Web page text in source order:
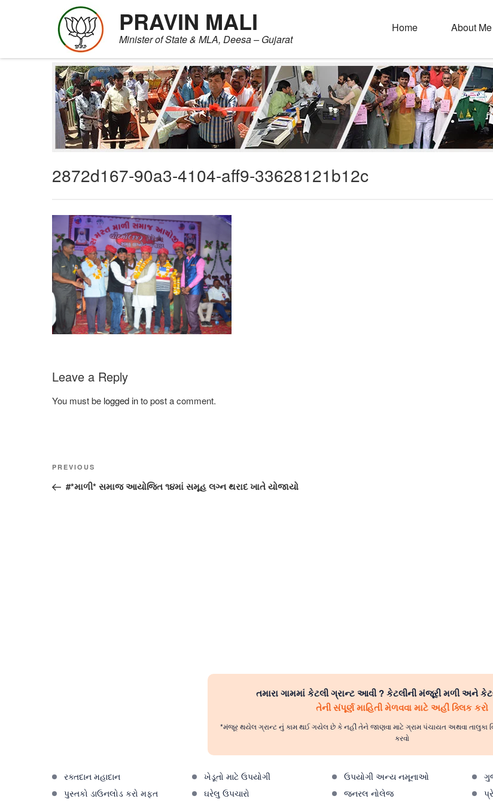
PRAVIN MALI
Minister of State & MLA, Deesa – Gujarat
Home About Me
2872d167-90a3-4104-aff9-33628121b12c
Leave a Reply
You must be logged into post a comment.
Post
navigation
Previous
Post
PREVIOUS
#*માળી* સમાજ આયોજિત ૧૪માં સમૂહ લગ્ન થરાદ ખાતે યોજાયો
તમારા ગામમાં કેટલી ગ્રાન્ટ આવી ? કેટલીની મંજૂરી મળી અને
તેની સંપૂર્ણ માહિતી મેળવવા માટે અહીં ક્લિક કરો
*મંજૂર થયેલ ગ્રાન્ટ નું કામ થઈ ગયેલ છે કે નહીં તેને જાણવા માટે ગ્રામ પંચાયત અથવા તાલુકા
કરવો
રક્તદાન મહાદાન ખેડૂતો માટે ઉપયોગી ઉપયોગી અન્ય નમૂનાઓ
પુસ્તકો ડાઉનલોડ કરો મફત
ઘરેલુ ઉપચારો જનરલ નોલેજ